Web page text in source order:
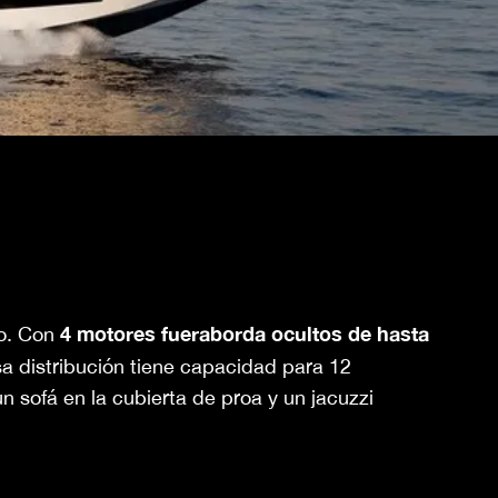
Con 4 motores fueraborda ocultos de hasta
distribución tiene capacidad para 12
sofá en la cubierta de proa y un jacuzzi